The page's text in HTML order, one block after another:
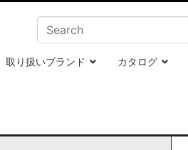
取り扱いブランド カタログ